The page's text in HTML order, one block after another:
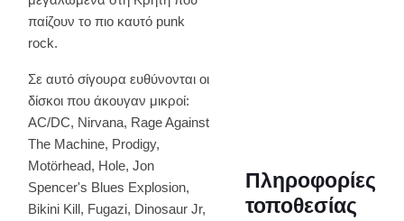
παίζουν το πιο καυτό punk
rock.
Σε αυτό σίγουρα ευθύνονται οι
δίσκοι που άκουγαν μικροί:
AC/DC, Nirvana, Rage Against
The Machine, Prodigy,
Motörhead, Hole, Jon
Spencer's Blues Explosion,
Bikini Kill, Fugazi, Dinosaur Jr,
Πληροφορίες
τοποθεσίας